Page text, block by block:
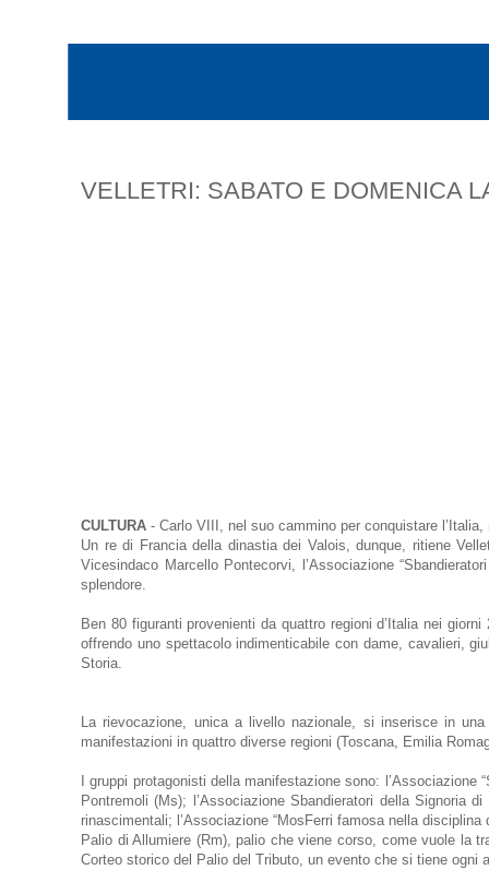
VELLETRI: SABATO E DOMENICA
CULTURA - Carlo VIII, nel suo cammino per conquistare
Un re di Francia della dinastia dei Valois, dunque, ritiene
Vicesindaco Marcello Pontecorvi, l’Associazione
splendore.
Ben 80 figuranti provenienti da quattro regioni d’Italia nei
offrendo uno spettacolo indimenticabile con dame, cavalieri,
Storia.
La rievocazione, unica a livello nazionale, si inserisce in
manifestazioni in quattro diverse regioni (Toscana, Emilia
I gruppi protagonisti della manifestazione sono: l’Associazione
Pontremoli (Ms); l’Associazione Sbandieratori della Signoria
rinascimentali; l’Associazione “MosFerri famosa nella
Palio di Allumiere (Rm), palio che viene corso, come vuole la
Corteo storico del Palio del Tributo, un evento che si tiene